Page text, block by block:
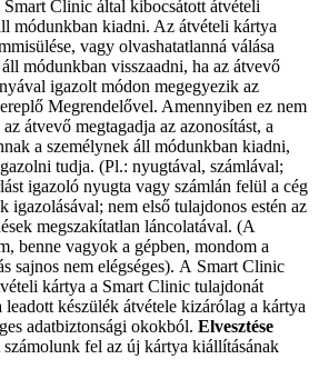
Smart Clinic által kibocsátott átvételi
módunkban kiadni. Az átvételi kártya
vagy olvashatatlanná válása
módunkban visszaadni, ha az átvevő
igazolt módon megegyezik az
Megrendelővel. Amennyiben ez nem
átvevő megtagadja az azonosítást, a
a személynek áll módunkban kiadni,
tudja. (Pl.: nyugtával, számlával;
igazoló nyugta vagy számlán felül a cég
igazolásával; nem első tulajdonos estén az
megszakítatlan láncolatával. (A
benne vagyok a gépben, mondom a
sajnos nem elégséges). A Smart Clinic
kártya a Smart Clinic tulajdonát
készülék átvétele kizárólag a kártya
adatbiztonsági okokból. Elvesztése
számolunk fel az új kártya kiállításának